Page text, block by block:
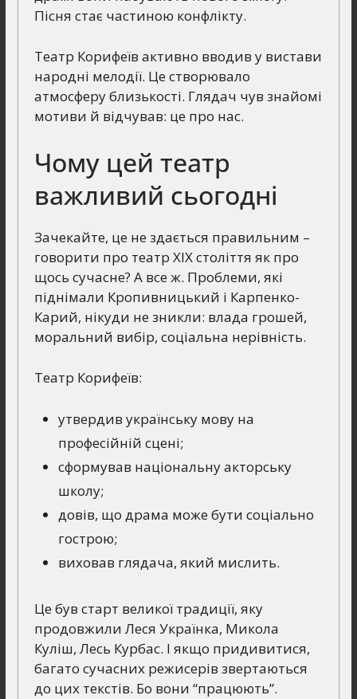
Пісня стає частиною конфлікту.
Театр Корифеїв активно вводив у вистави
народні мелодії. Це створювало
атмосферу близькості. Глядач чув знайомі
мотиви й відчував: це про нас.
Чому цей театр
важливий сьогодні
Зачекайте, це не здається правильним –
говорити про театр ХІХ століття як про
щось сучасне? А все ж. Проблеми, які
піднімали Кропивницький і Карпенко-
Карий, нікуди не зникли: влада грошей,
моральний вибір, соціальна нерівність.
Театр Корифеїв:
утвердив українську мову на
професійній сцені;
сформував національну акторську
школу;
довів, що драма може бути соціально
гострою;
виховав глядача, який мислить.
Це був старт великої традиції, яку
продовжили Леся Українка, Микола
Куліш, Лесь Курбас. І якщо придивитися,
багато сучасних режисерів звертаються
до цих текстів. Бо вони “працюють”.